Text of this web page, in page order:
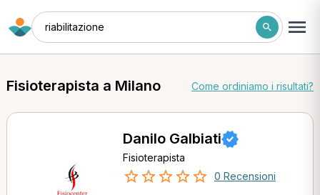
riabilitazione
Fisioterapista a Milano Come ordiniamo i risultati?
Danilo Galbiati
Fisioterapista
0 Recensioni